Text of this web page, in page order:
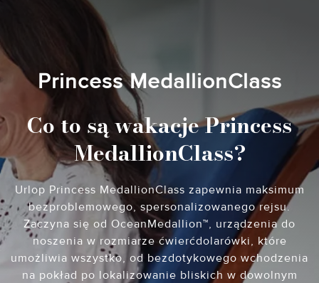
Princess MedallionClass
Co to są wakacje Princess
MedallionClass?
Urlop Princess MedallionClass zapewnia maksimum
bezproblemowego, spersonalizowanego rejsu.
Zaczyna się od OceanMedallion™, urządzenia do
noszenia w rozmiarze ćwierćdolarówki, które
umożliwia wszystko, od bezdotykowego wchodzenia
na pokład po lokalizowanie bliskich w dowolnym